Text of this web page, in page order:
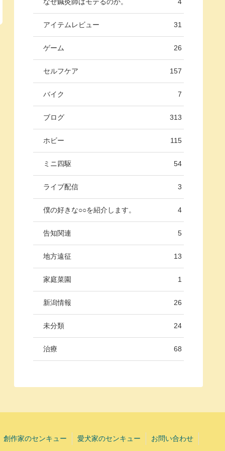
アイテムレビュー 31
ゲーム 26
セルフケア 157
バイク 7
ブログ 313
ホビー 115
ミニ四駆 54
ライブ配信 3
僕の好きな○○を紹介します。 4
告知関連 5
地方遠征 13
家庭菜園 1
新潟情報 26
未分類 24
治療 68
創作家のセンキュー 愛犬家のセンキュー お問い合わせ